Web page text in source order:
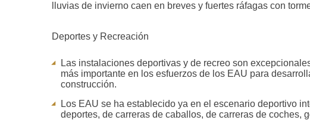
lluvias de invierno caen en breves y fuertes ráfagas con
Deportes y Recreación
Las instalaciones deportivas y de recreo son
más importante en los esfuerzos de los EAU para
construcción.
Los EAU se ha establecido ya en el escenario deportivo
deportes, de carreras de caballos, de carreras de coches,